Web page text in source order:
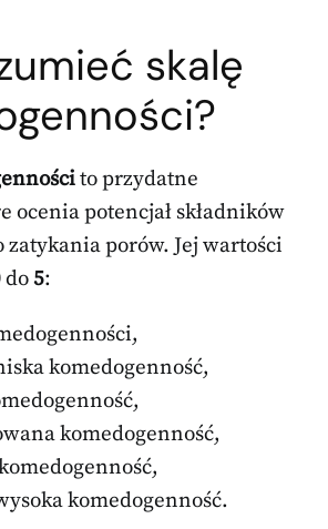
skalę
to przydatne
ocenia potencjał składników
zatykania porów. Jej wartości
do5:
komedogenność,
komedogenność,
komedogenność.